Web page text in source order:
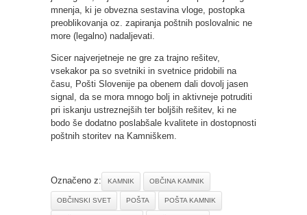
mnenja, ki je obvezna sestavina vloge, postopka
preoblikovanja oz. zapiranja poštnih poslovalnic ne
more (legalno) nadaljevati.
Sicer najverjetneje ne gre za trajno rešitev,
vsekakor pa so svetniki in svetnice pridobili na
času, Pošti Slovenije pa obenem dali dovolj jasen
signal, da se mora mnogo bolj in aktivneje potruditi
pri iskanju ustreznejših ter boljših rešitev, ki ne
bodo še dodatno poslabšale kvalitete in dostopnosti
poštnih storitev na Kamniškem.
Označeno z: KAMNIK OBČINA KAMNIK
OBČINSKI SVET POŠTA POŠTA KAMNIK